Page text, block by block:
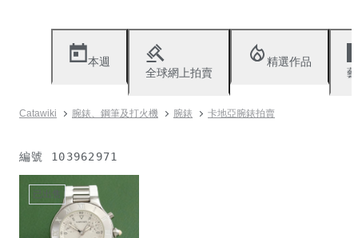
本週
全球網上拍賣
精選作品
Catawiki 腕錶、鋼筆及打火機 腕錶 卡地亞腕錶拍賣
編號 103962971
已出售